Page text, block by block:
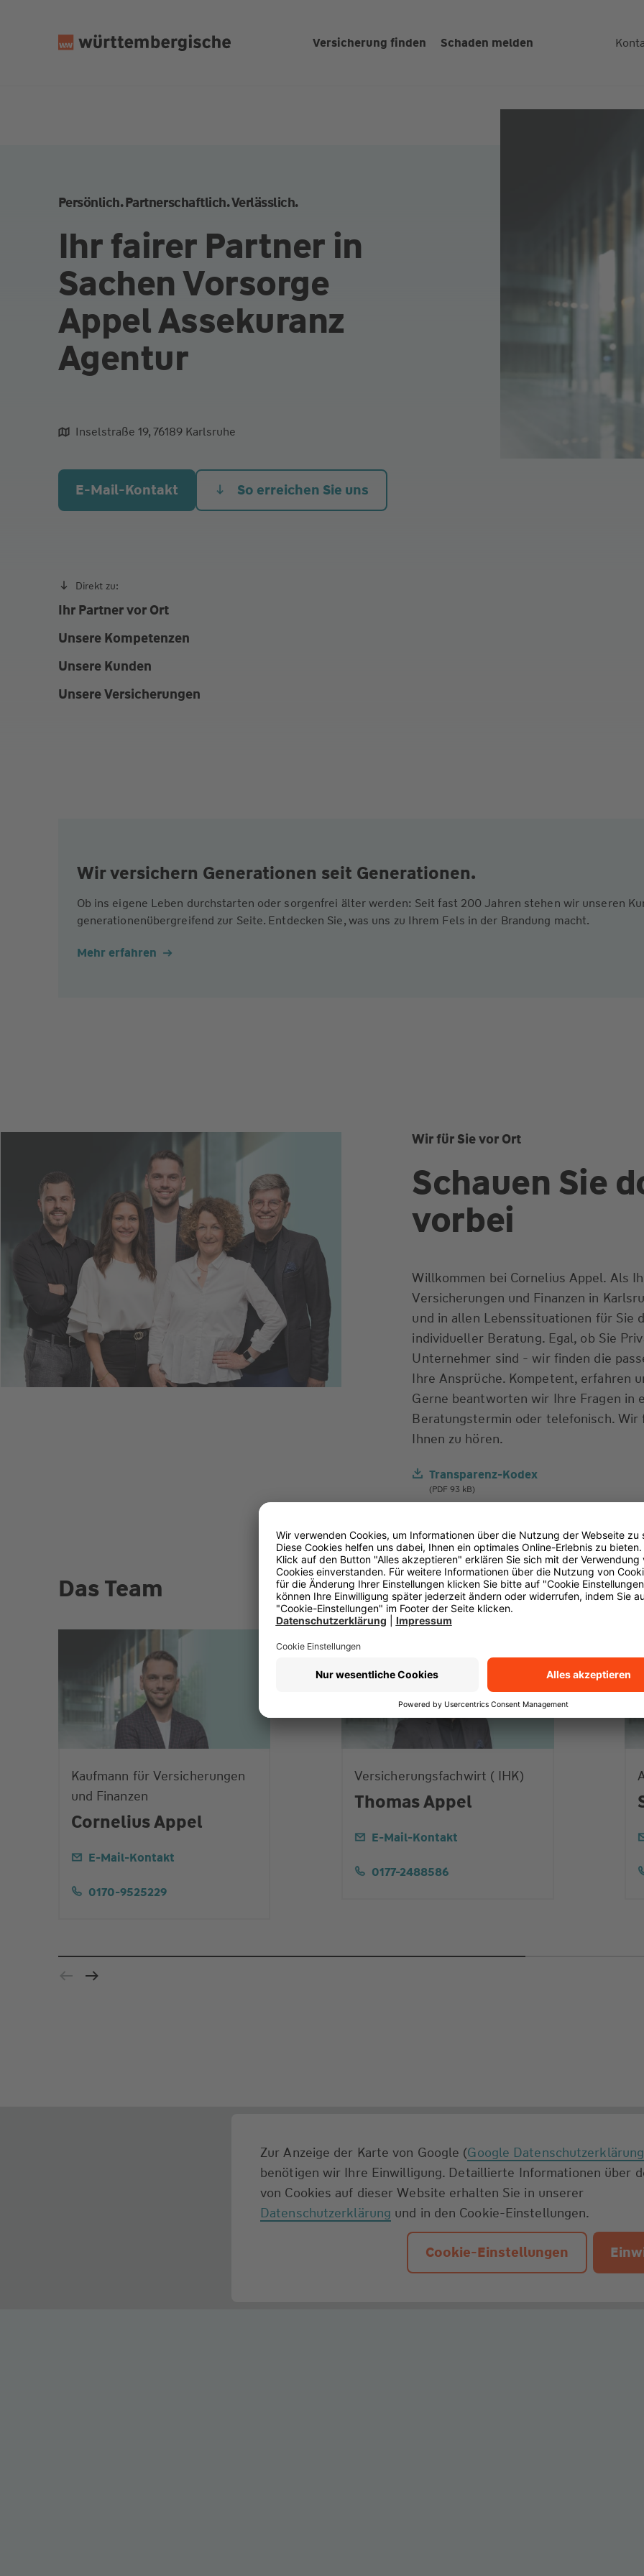
Versicherung finden Schaden melden
Persönlich. Partnerschaftlich. Verlässlich.
Ihr fairer Partner in
Sachen Vorsorge
Appel Assekuranz
Agentur
aliqua culpa cillum ullamco
Inselstraße 19, 76189 Karlsruhe
E-Mail-Kontakt So erreichen Sie uns
Direkt zu:
Ihr Partner vor Ort
Unsere Kompetenzen
Unsere Kunden
Unsere Versicherungen
Wir versichern Generationen seit Generationen.
Ob ins eigene Leben durchstarten oder sorgenfrei älter werden: Seit fast 200 Jahren stehen wir unseren
generationenübergreifend zur Seite. Entdecken Sie, was uns zu Ihrem Fels in der Brandung macht.
Mehr erfahren
Wir für Sie vor Ort
Schauen Sie
vorbei
Willkommen bei Cornelius Appel. Als
Versicherungen und Finanzen in
und in allen Lebenssituationen für Sie
individueller Beratung. Egal, ob Sie
Unternehmer sind - wir finden die
Ihre Ansprüche. Kompetent, erfahren
Gerne beantworten wir Ihre Fragen in
Beratungstermin oder telefonisch. Wir
Ihnen zu hören.
Transparenz-Kodex
(PDF 93 kB)
Das Team
Kaufmann für Versicherungen
und Finanzen
Cornelius Appel
E-Mail-Kontakt
0170-9525229
Versicherungsfachwirt ( IHK)
Thomas Appel
E-Mail-Kontakt
0177-2488586
Zur Anzeige der Karte von Google (Google Datenschutzerklärung
benötigen wir Ihre Einwilligung. Detaillierte Informationen über
von Cookies auf dieser Website erhalten Sie in unserer
Datenschutzerklärung und in den Cookie-Einstellungen.
Cookie-Einstellungen